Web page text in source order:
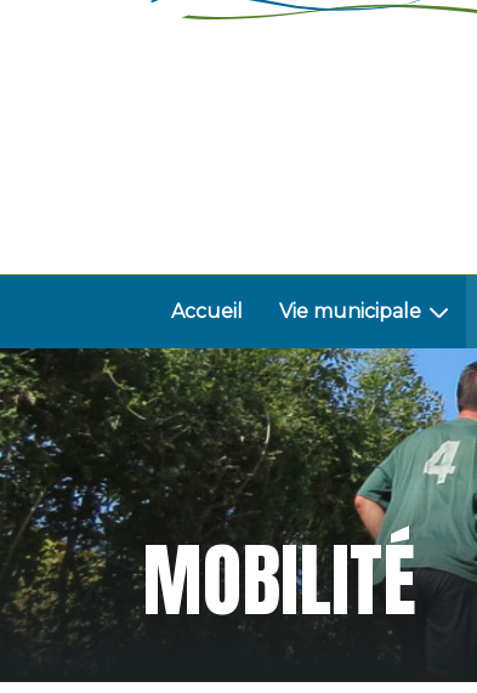
Accueil Vie municipale
MOBILITÉ